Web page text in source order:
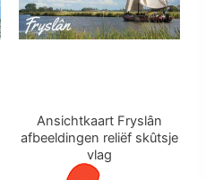
Ansichtkaart Fryslân
afbeeldingen reliëf skûtsje
vlag